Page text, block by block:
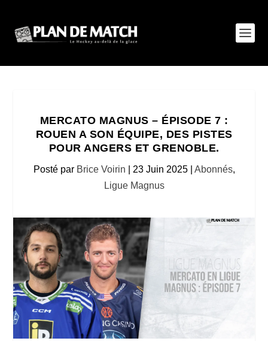
MERCATO MAGNUS – ÉPISODE 7 :
ROUEN A SON ÉQUIPE, DES PISTES
POUR ANGERS ET GRENOBLE.
Posté par Brice Voirin 23 Juin 2025| Abonnés,
Ligue Magnus